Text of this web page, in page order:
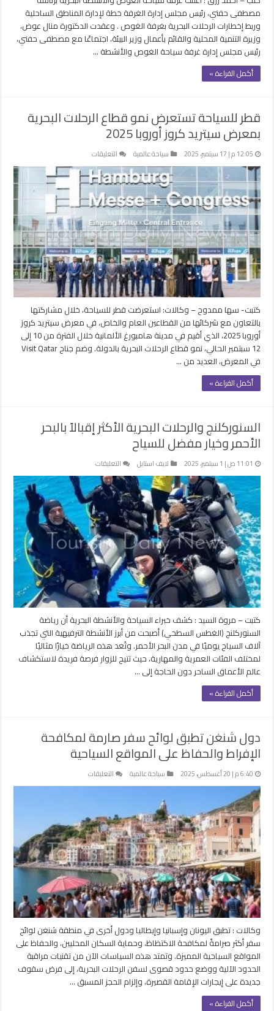
مصطفى حفني، رئيس مجلس إدارة الغرفة خطة لإدارة المناطق الساحلية
وربط إخطارات الرحلات البحرية بغرفة الغوص . وعقدت الدكتورة منال عوض،
وزيرة التنمية المحلية والقائم بأعمال وزير البيئة، اجتماعًا مع مصطفى حفني،
رئيس مجلس إدارة غرفة سياحة الغوص والأنشطة …
أكمل القراءة »
قطر للسياحة تستعرض نمو قطاع الرحلات البحرية
بمعرض سيتريد كروز أوروبا 2025
12:05 م | 17 سبتمبر، 2025 سياحة عالمية التعليقات
قطر
للسياحة
تستعرض
نمو
قطاع
الرحلات
البحرية
بمعرض
سيتريد
كروز
أوروبا
2025
مغلقة
كتبت- سها ممدوح – وكالات: استعرضت قطر للسياحة، خلال مشاركتها
بالتعاون مع شركائها من القطاعين العام والخاص، في معرض سيتريد كروز
أوروبا 2025، الذي أقيم في مدينة هامبورغ الألمانية خلال الفترة من 10 إلى
12 سبتمبر الحالي، نمو قطاع الرحلات البحرية بالدولة. وضم جناح Visit Qatar
في المعرض، العديد من …
أكمل القراءة »
السنوركلنج والرحلات البحرية الأكثر إقبالاً بالبحر
الأحمر وخيار مفضل للسياح
11:01 ص | 1 سبتمبر، 2025 لايف استايل التعليقات
السنوركلنج
والرحلات
البحرية
الأكثر
إقبالاً
بالبحر
الأحمر
وخيار
مفضل
للسياح
مغلقة
كتبت – مروة السيد : كشف خبراء السياحة والأنشطة البحرية أن رياضة
السنوركلنج (الغطس السطحي) أصبحت من أبرز الأنشطة الترفيهية التي تجذب
آلاف السياح يوميًا في مدن البحر الأحمر. وتُعد هذه الرياضة خيارًا مثاليًا
لمختلف الفئات العمرية والمهارية، حيث تتيح للزوار فرصة فريدة لاستكشاف
عالم الأعماق الساحر دون الحاجة إلى …
أكمل القراءة »
دول شنغن تطبق لوائح سفر صارمة لمكافحة
الإفراط والحفاظ على المواقع السياحية
6:40 م | 20 أغسطس، 2025 سياحة عالمية التعليقات
دول
لوائح
سفر
صارمة
لمكافحة
الإفراط
والحفاظ
على
المواقع
السياحية
مغلقة
وكالات : تطبق اليونان وإسبانيا وإيطاليا ودول أخرى في منطقة شنغن لوائح
سفر أكثر صرامةً لمكافحة الاكتظاظ، وحماية السكان المحليين، والحفاظ على
المواقع السياحية المميزة. وتمتد هذه السياسات الآن من تقنيات مراقبة
الحدود الآلية ووضع حدود قصوى لسفن الرحلات البحرية، إلى فرض سقوف
جديدة على إيجارات الإقامة القصيرة، وإلزام الحجز المسبق …
أكمل القراءة »